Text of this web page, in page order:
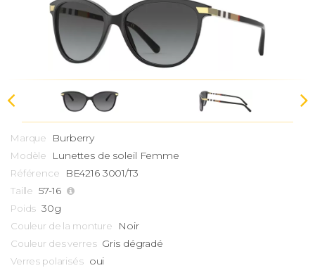
Marque Burberry
Modèle Lunettes de soleil Femme
Référence BE4216 3001/T3
Taille 57-16
Poids 30g
Couleur de la monture Noir
Couleur des verres Gris dégradé
Verres polarisés oui